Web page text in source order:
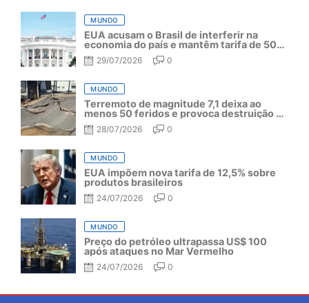
MUNDO
EUA acusam o Brasil de interferir na
economia do país e mantêm tarifa de 50%
por mais um ano
29/07/2026 0
MUNDO
Terremoto de magnitude 7,1 deixa ao
menos 50 feridos e provoca destruição no
Japão
28/07/2026 0
MUNDO
EUA impõem nova tarifa de 12,5% sobre
produtos brasileiros
24/07/2026 0
MUNDO
Preço do petróleo ultrapassa US$ 100
após ataques no Mar Vermelho
24/07/2026 0